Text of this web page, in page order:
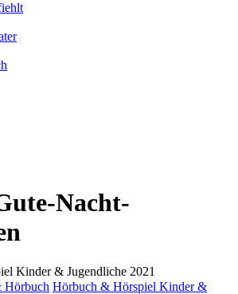
Nacht-
Kinder & Jugendliche 2021
Hörbuch Hörbuch & Hörspiel Kinder &